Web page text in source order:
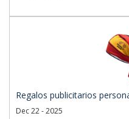
Regalos publicitarios
Dec 22 - 2025